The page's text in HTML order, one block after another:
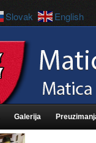
Galerija
Slovak English